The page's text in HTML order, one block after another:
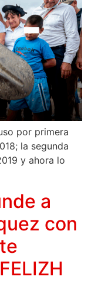
por primera
la segunda
y ahora lo
a
con